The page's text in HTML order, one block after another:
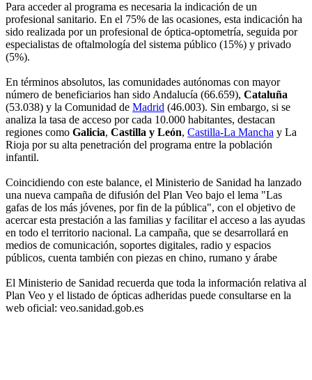
Para acceder al programa es necesaria la indicación de un
profesional sanitario. En el 75% de las ocasiones, esta indicación ha
sido realizada por un profesional de óptica-optometría, seguida por
especialistas de oftalmología del sistema público (15%) y privado
(5%).
En términos absolutos, las comunidades autónomas con mayor
número de beneficiarios han sido Andalucía (66.659), Cataluña
(53.038) y la Comunidad de Madrid (46.003). Sin embargo, si se
analiza la tasa de acceso por cada 10.000 habitantes, destacan
regiones como Galicia, Castilla y León, Castilla-La Mancha y La
Rioja por su alta penetración del programa entre la población
infantil.
Coincidiendo con este balance, el Ministerio de Sanidad ha lanzado
una nueva campaña de difusión del Plan Veo bajo el lema "Las
gafas de los más jóvenes, por fin de la pública", con el objetivo de
acercar esta prestación a las familias y facilitar el acceso a las ayudas
en todo el territorio nacional. La campaña, que se desarrollará en
medios de comunicación, soportes digitales, radio y espacios
públicos, cuenta también con piezas en chino, rumano y árabe
El Ministerio de Sanidad recuerda que toda la información relativa al
Plan Veo y el listado de ópticas adheridas puede consultarse en la
web oficial: veo.sanidad.gob.es